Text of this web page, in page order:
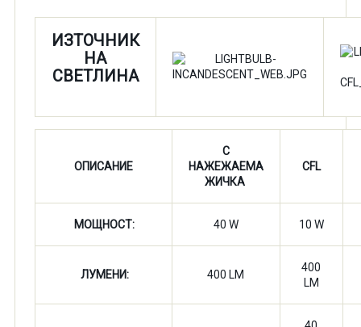
ИЗТОЧНИК
НА
СВЕТЛИНА
ОПИСАНИЕ
С
НАЖЕЖАЕМА
ЖИЧКА
CFL
МОЩНОСТ: 40 W 10 W
ЛУМЕНИ: 400 LM
400
LM